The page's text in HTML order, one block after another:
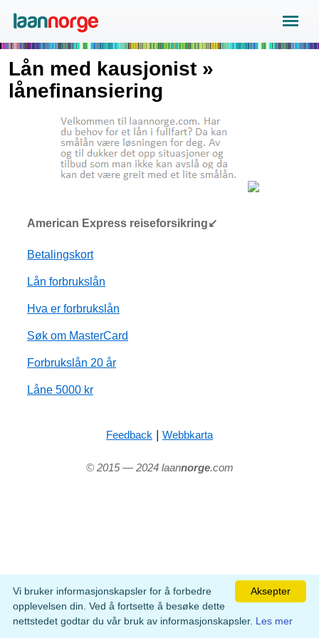
Lån med kausjonist »
lånefinansiering
American Express reiseforsikring↙
Betalingskort
Lån forbrukslån
Hva er forbrukslån
Søk om MasterCard
Forbrukslån 20 år
Låne 5000 kr
Feedback | Webbkarta
© 2015 — 2024 laannorge.com
Aksepter
Vi bruker informasjonskapsler for å forbedre
opplevelsen din. Ved å fortsette å besøke dette
nettstedet godtar du vår bruk av informasjonskapsler. Les mer